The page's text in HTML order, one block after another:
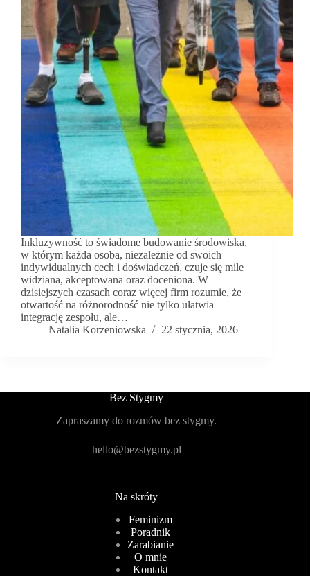
Inkluzywność to świadome budowanie środowiska,
w którym każda osoba, niezależnie od swoich
indywidualnych cech i doświadczeń, czuje się mile
widziana, akceptowana oraz doceniona. W
dzisiejszych czasach coraz więcej firm rozumie, że
otwartość na różnorodność nie tylko ułatwia
integrację zespołu, ale…
Natalia Korzeniowska
22 stycznia, 2026
Bez Stygmy
Zapraszamy do rozmów bez stygmy.
hello@bezstygmy.pl
Na skróty
Feminizm
Poradnik
Zarabianie
O mnie
Kontakt